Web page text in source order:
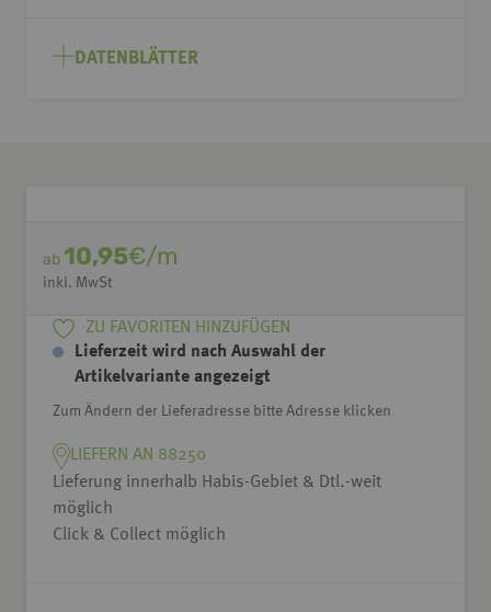
DATENBLÄTTER
ab10,95€/m
inkl. MwSt
ZU FAVORITEN HINZUFÜGEN
Lieferzeit wird nach Auswahl der
Artikelvariante angezeigt
Zum Ändern der Lieferadresse bitte Adresse klicken
LIEFERN AN 88250
Lieferung innerhalb Habis-Gebiet & Dtl.-weit
möglich
Click & Collect möglich